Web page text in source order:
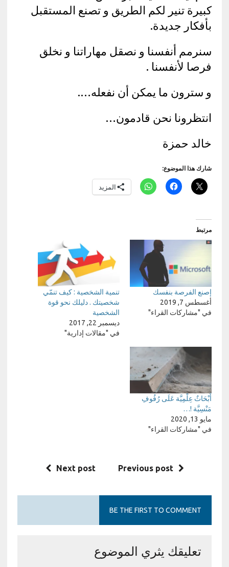
كبيرة تنير لكم الطريق و تصنع المستقبل
بأفكار جديدة.
سنرمم أنفسنا و نصقل مهاراتنا و نخلق
فرصا لأنفسنا .
و سترون ما يمكن أن نفعله….
انتظرونا نحن قادمون…
خالد حمزة
شارك هذا الموضوع:
المزيد
مرتبط
إصنع الفرصة بنفسك
أغسطس 7, 2019
في "مشاركات القراء"
تنمية الشخصية : كيف تنمّي
شخصيتك . دليلك نحو قوة
الشخصية
ديسمبر 22, 2017
في "مقالات إدارية"
أَبْحَاثٌ عِلْمِيَّة عَلَى رُفُوفِ
مَنْسِيَّة !…
مايو 13, 2020
في "مشاركات القراء"
Previous post
Next post
BE THE FIRST TO COMMENT
تعليقك يثري الموضوع